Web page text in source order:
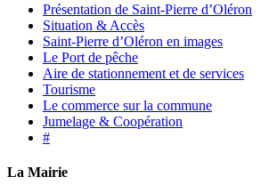
Présentation de Saint-Pierre d’Oléron
Situation & Accès
Saint-Pierre d’Oléron en images
Le Port de pêche
Aire de stationnement et de services
Tourisme
Le commerce sur la commune
Jumelage & Coopération
#
La Mairie